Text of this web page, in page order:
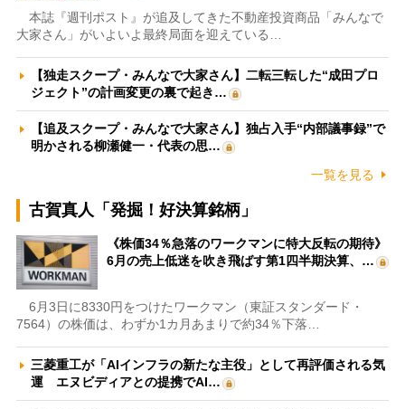
本誌『週刊ポスト』が追及してきた不動産投資商品「みんなで
大家さん」がいよいよ最終局面を迎えている…
【独走スクープ・みんなで大家さん】二転三転した“成田プロ
ジェクト”の計画変更の裏で起き…
【追及スクープ・みんなで大家さん】独占入手“内部議事録”で
明かされる柳瀬健一・代表の思…
一覧を見る
古賀真人「発掘！好決算銘柄」
《株価34％急落のワークマンに特大反転の期待》
6月の売上低迷を吹き飛ばす第1四半期決算、…
6月3日に8330円をつけたワークマン（東証スタンダード・
7564）の株価は、わずか1カ月あまりで約34％下落…
三菱重工が「AIインフラの新たな主役」として再評価される気
運 エヌビディアとの提携でAI…